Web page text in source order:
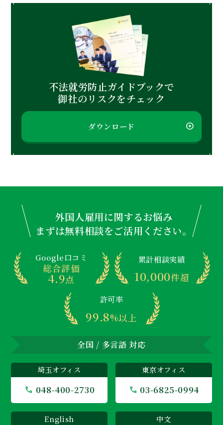
不法就労防止ガイドブックで
御社のリスクをチェック
ダウンロード
外国人雇用に関するお悩み
まずは無料相談をご活用ください。
Google口コミ
総合評価
4.9点
累計相談実績
10,000件超
許可率
99.8%以上
全国 / 多言語 対応
埼玉オフィス
048-400-2730
東京オフィス
03-6825-0994
English 中文